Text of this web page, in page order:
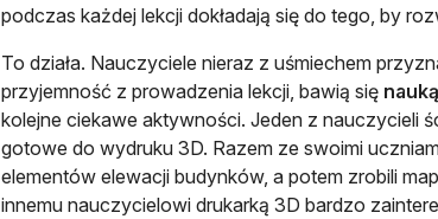
podczas każdej lekcji dokładają się do tego, by
To działa. Nauczyciele nieraz z uśmiechem
przyjemność z prowadzenia lekcji, bawią się nauką
kolejne ciekawe aktywności. Jeden z nauczycieli
gotowe do wydruku 3D. Razem ze swoimi
elementów elewacji budynków, a potem zrobili
innemu nauczycielowi drukarką 3D bardzo